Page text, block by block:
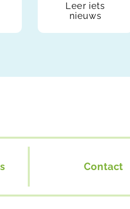
Leer iets
nieuws
Contact